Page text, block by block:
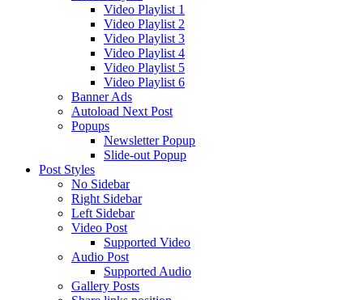
Video Playlist 1
Video Playlist 2
Video Playlist 3
Video Playlist 4
Video Playlist 5
Video Playlist 6
Banner Ads
Autoload Next Post
Popups
Newsletter Popup
Slide-out Popup
Post Styles
No Sidebar
Right Sidebar
Left Sidebar
Video Post
Supported Video
Audio Post
Supported Audio
Gallery Posts